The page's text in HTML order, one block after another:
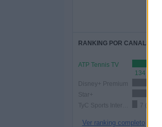
RANKING POR CANALES
ATP Tennis TV
134
Disney+ Premium
Star+
7
Ver ranking completo